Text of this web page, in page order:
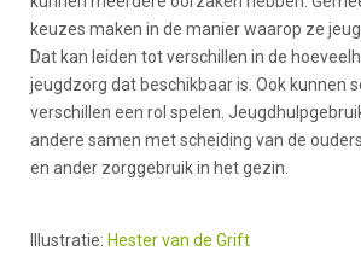
keuzes maken in de manier waarop ze
Dat kan leiden tot verschillen in de
jeugdzorg dat beschikbaar is. Ook kunnen
verschillen een rol spelen.
andere samen met scheiding van de
en ander zorggebruik in het gezin.
Illustratie: Hester van de Grift